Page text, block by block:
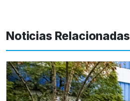
Noticias Relacionadas